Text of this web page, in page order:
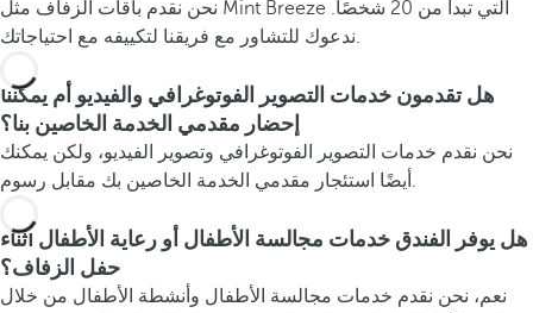
نحن نقدم باقات الزفاف مثل Mint Breeze التي تبدأ من 20 شخصًا.
ندعوك للتشاور مع فريقنا لتكييفه مع احتياجاتك.
هل تقدمون خدمات التصوير الفوتوغرافي والفيديو أم يمكننا
إحضار مقدمي الخدمة الخاصين بنا؟
نحن نقدم خدمات التصوير الفوتوغرافي وتصوير الفيديو، ولكن يمكنك
أيضًا استئجار مقدمي الخدمة الخاصين بك مقابل رسوم.
هل يوفر الفندق خدمات مجالسة الأطفال أو رعاية الأطفال أثناء
حفل الزفاف؟
نعم، نحن نقدم خدمات مجالسة الأطفال وأنشطة الأطفال من خلال